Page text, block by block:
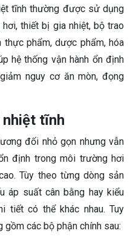
tĩnh thường được sử dụng
thiết bị gia nhiệt, bộ trao
thực phẩm, dược phẩm, hóa
hệ thống vận hành ổn định
nguy cơ ăn mòn, đọng
nhiệt tĩnh
đối nhỏ gọn nhưng vẫn
định trong môi trường hơi
Tùy theo từng dòng sản
áp suất cân bằng hay kiểu
tiết có thể khác nhau. Tuy
gồm các bộ phận chính sau: